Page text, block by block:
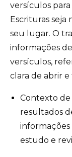
versículos
Escrituras seja
seu lugar. O
informações
versículos,
clara de abrir e
Contexto de
resultados
informações
estudo e